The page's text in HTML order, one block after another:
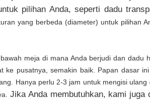
pilihan Anda, seperti dadu
yang berbeda (diameter) untuk pilihan
meja di mana Anda berjudi dan dadu
ke pusatnya, semakin baik. Papan dasar
Hanya perlu 2-3 jam untuk mengisi
Jika Anda membutuhkan, kami juga